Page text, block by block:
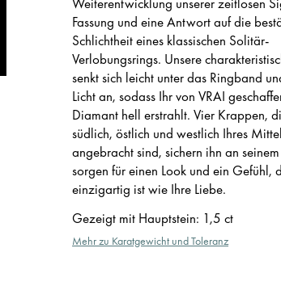
Fassung und eine Antwort auf die
Schlichtheit eines klassischen Solitär-
Verlobungsrings. Unsere
senkt sich leicht unter das Ringband
Licht an, sodass Ihr von VRAI
Diamant hell erstrahlt. Vier Krappen,
südlich, östlich und westlich Ihres
angebracht sind, sichern ihn an
sorgen für einen Look und ein Gefühl,
einzigartig ist wie Ihre Liebe.
Gezeigt mit Hauptstein: 1,5 ct
Mehr zu Karatgewicht und Toleranz